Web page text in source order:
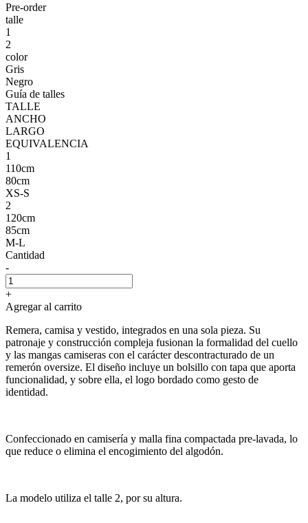
Pre-order
talle
1
2
color
Gris
Negro
Guía de talles
TALLE
ANCHO
LARGO
EQUIVALENCIA
1
110cm
80cm
XS-S
2
120cm
85cm
M-L
Cantidad
-
+
Agregar al carrito
Remera, camisa y vestido, integrados en una sola pieza. Su
patronaje y construcción compleja fusionan la formalidad del cuello
y las mangas camiseras con el carácter descontracturado de un
remerón oversize. El diseño incluye un bolsillo con tapa que aporta
funcionalidad, y sobre ella, el logo bordado como gesto de
identidad.
Confeccionado en camisería y malla fina compactada pre-lavada, lo
que reduce o elimina el encogimiento del algodón.
La modelo utiliza el talle 2, por su altura.